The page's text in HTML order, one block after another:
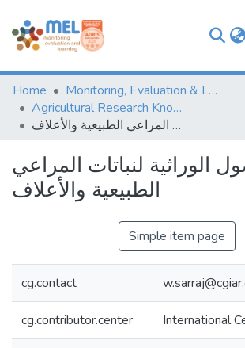
Communities & Collections
Browse
Statistics
Home
Monitoring, Evaluation & Learning Repository
Agricultural Research Knowledge
الأصول الوراثية لنباتات المراعي الطبيعية والأعلاف
الوراثية لنباتات المراعي
الطبيعية والأعلاف
Simple item page
cg.contact
cg.contributor.center International